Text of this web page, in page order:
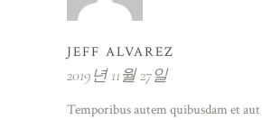
JEFF ALVAREZ
2019년 11월 27일
Temporibus autem quibusdam et